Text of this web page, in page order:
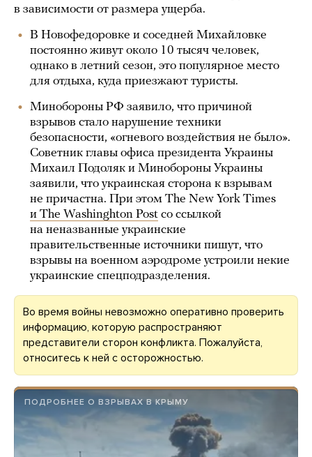
в зависимости от размера ущерба.
В Новофедоровке и соседней Михайловке
постоянно живут около 10 тысяч человек,
однако в летний сезон, это популярное место
для отдыха, куда приезжают туристы.
Минобороны РФ заявило, что причиной
взрывов стало нарушение техники
безопасности, «огневого воздействия не было».
Советник главы офиса президента Украины
Михаил Подоляк и Минобороны Украины
заявили, что украинская сторона к взрывам
не причастна. При этом The New York Times
и The Washinghton Post со ссылкой
на неназванные украинские
правительственные источники пишут, что
взрывы на военном аэродроме устроили некие
украинские спецподразделения.
Во время войны невозможно оперативно проверить
информацию, которую распространяют
представители сторон конфликта. Пожалуйста,
относитесь к ней с осторожностью.
ПОДРОБНЕЕ О ВЗРЫВАХ В КРЫМУ